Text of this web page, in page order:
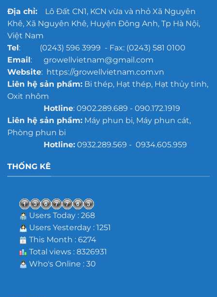
bật
Địa chỉ:Lô Đất CN1, KCN vừa và nhỏ Xã Nguyên
Khê, Xã Nguyên Khê, Huyện Đông Anh, Tp Hà Nội,
Việt Nam
Tel: (0243) 596 3999 - Fax: (0243) 581 0100
Email: growellvietnam@gmail.com
Website: https://growellvietnam.com.vn
Liên hệ sản phẩm:Bi thép, Hạt thép, Hạt thủy tinh,
Oxit nhôm
Hotline: 0902.289.689 - 090.172.1919
Liên hệ sản phẩm:Máy phun bi, Máy phun cát,
Phòng phun bi
Hotline:0932.289.569 - 0934.605.959
THỐNG KÊ
Users Today : 268
Users Yesterday : 1251
This Month : 6274
Total views : 8326931
Who's Online : 30